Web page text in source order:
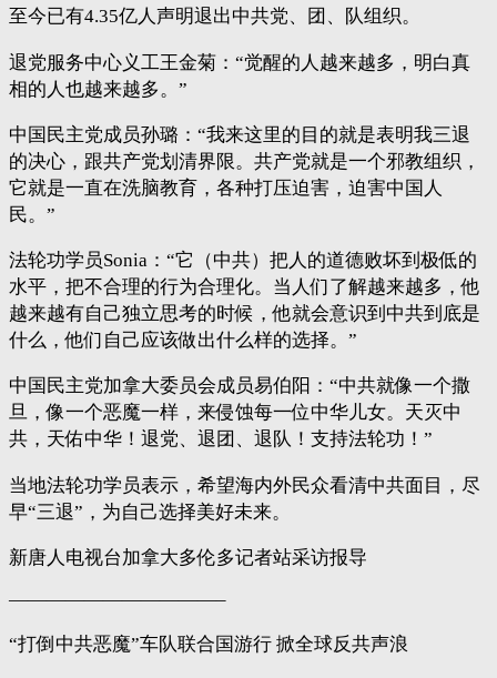
至今已有4.35亿人声明退出中共党、团、队组织。
退党服务中心义工王金菊：“觉醒的人越来越多，明白真
相的人也越来越多。”
中国民主党成员孙璐：“我来这里的目的就是表明我三退
的决心，跟共产党划清界限。共产党就是一个邪教组织，
它就是一直在洗脑教育，各种打压迫害，迫害中国人
民。”
法轮功学员Sonia：“它（中共）把人的道德败坏到极低的
水平，把不合理的行为合理化。当人们了解越来越多，他
越来越有自己独立思考的时候，他就会意识到中共到底是
什么，他们自己应该做出什么样的选择。”
中国民主党加拿大委员会成员易伯阳：“中共就像一个撒
旦，像一个恶魔一样，来侵蚀每一位中华儿女。天灭中
共，天佑中华！退党、退团、退队！支持法轮功！”
当地法轮功学员表示，希望海内外民众看清中共面目，尽
早“三退”，为自己选择美好未来。
新唐人电视台加拿大多伦多记者站采访报导
———————————–
“打倒中共恶魔”车队联合国游行 掀全球反共声浪